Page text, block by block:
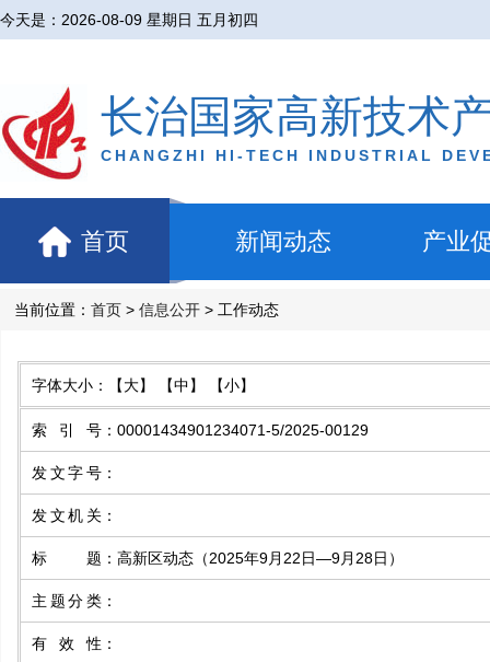
今天是： 2026-08-09 星期日 五月初四
长治国家高新技术
CHANGZHI HI-TECH INDUSTRIAL
首页 新闻动态 产业
当前位置： 首页 > 信息公开 > 工作动态
字体大小： 【大】 【中】 【小】
索引号 ： 00001434901234071-5/2025-00129
发文字号 ：
发文机关 ：
标题 ： 高新区动态（2025年9月22日—9月28日）
主题分类 ：
有效性 ：